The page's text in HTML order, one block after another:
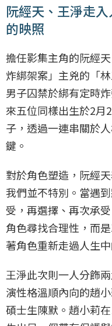
阮經天、王淨走
的映照
擔任影集主角的阮經
炸綁架案」主兇的「
男子囚禁於綁有定時
來五位同樣出生於2月
子，透過一連串關於
鍵。
對於角色塑造，阮經
我們並不特別。當遇
受，再選擇、再次承
角色尋找合理性，而
著角色重新走過人生
王淨此次則一人分飾
演性格溫順內向的趙
碩士生陳默。趙小莉